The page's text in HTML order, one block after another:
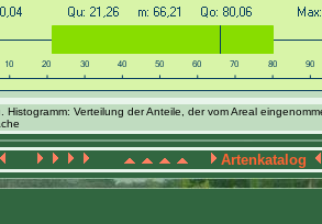
Histogramm: Verteilung der Anteile, der vom Areal
Artenkatalog